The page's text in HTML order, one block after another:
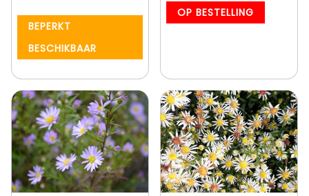
BEPERKT
BESCHIKBAAR
OP BESTELLING